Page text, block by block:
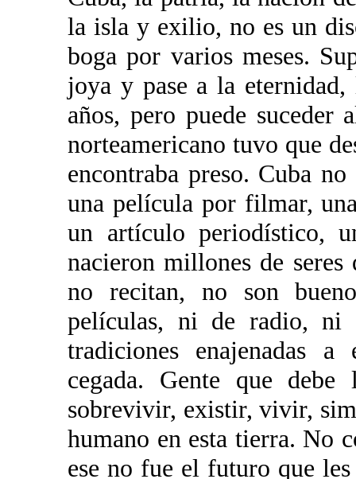
la isla y exilio, no es un
boga por varios meses.
joya y pase a la
años, pero puede
norteamericano tuvo que
encontraba preso. Cuba
una película por filmar,
un artículo periodístico,
nacieron millones de
no recitan, no son
películas, ni de radio, ni
tradiciones enajenadas a
cegada. Gente que
sobrevivir, existir, vivir,
humano en esta tierra. No
ese no fue el futuro que